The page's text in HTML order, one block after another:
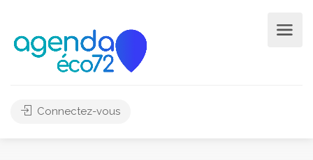
Connectez-vous